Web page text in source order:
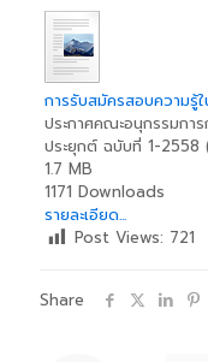
การรับสมัครสอบความรู้
ประกาศคณะอนุกรรมกา
ประยุกต์ ฉบับที่ 1-2558
1.7 MB
1171 Downloads
รายละเอียด...
Post Views: 721
Share